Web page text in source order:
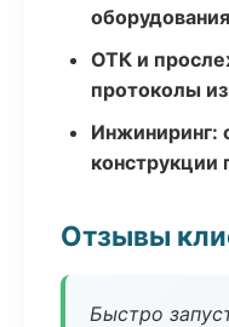
ОТК и
протоколы
Инжиниринг:
конструкции
Отзывы
Быстро